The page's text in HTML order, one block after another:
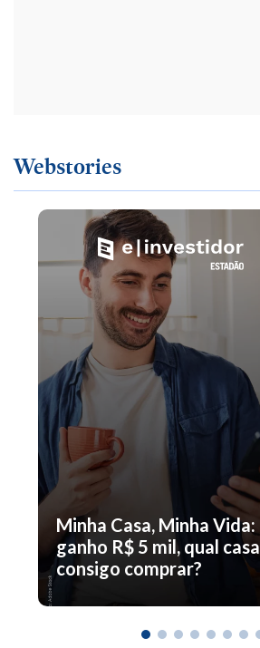
Webstories
Minha Casa, Minha Vida:
ganho R$ 5 mil, qual casa
consigo comprar?